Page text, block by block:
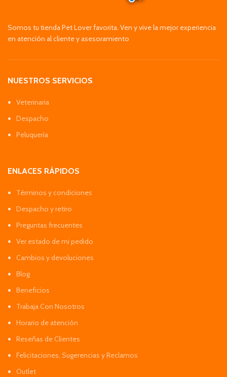
Somos tu tienda Pet Lover favorita. Ven y vive la mejor experiencia
en atención al cliente y asesoramiento
NUESTROS SERVICIOS
Veterinaria
Despacho
Peluquería
ENLACES RÁPIDOS
Términos y condiciones
Despacho y retiro
Preguntas frecuentes
Ver estado de mi pedido
Cambios y devoluciones
Blog
Beneficios
Trabaja Con Nosotros
Horario de atención
Reseñas de Clientes
Felicitaciones, Sugerencias y Reclamos
Outlet